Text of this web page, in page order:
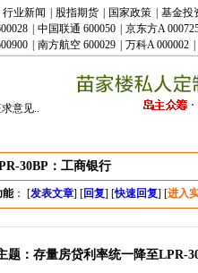
行业新闻 股指期货 国家政策
基金投
中国联通 600050
京东方A
南方航空 600029 万科A 000002
意见..
30BP：工商银行
能： [发表文章] [回复] [快速回复] [进入
题：存量房贷利率统一降至LPR-